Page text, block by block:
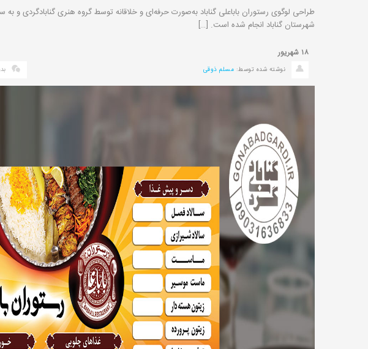
طراحی لوگوی رستوران باباعلی گناباد به‌صورت حرفه‌ای و خلاقانه توسط گروه هنری گنابادگردی و
شهرستان گناباد انجام شده است. […]
۱۸ شهریور
نوشته شده توسط: مسلم ذوقی